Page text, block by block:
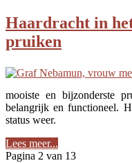
Haardracht in
pruiken
mooiste en bijzonderste
belangrijk en functioneel.
status weer.
Lees meer...
Pagina 2 van 13